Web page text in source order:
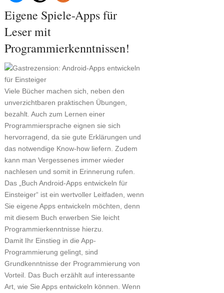
Eigene Spiele-Apps für
Leser mit
Programmierkenntnissen!
Viele Bücher machen sich, neben den
unverzichtbaren praktischen Übungen,
bezahlt. Auch zum Lernen einer
Programmiersprache eignen sie sich
hervorragend, da sie gute Erklärungen und
das notwendige Know-how liefern. Zudem
kann man Vergessenes immer wieder
nachlesen und somit in Erinnerung rufen.
Das „Buch Android-Apps entwickeln für
Einsteiger“ ist ein wertvoller Leitfaden, wenn
Sie eigene Apps entwickeln möchten, denn
mit diesem Buch erwerben Sie leicht
Programmierkenntnisse hierzu.
Damit Ihr Einstieg in die App-
Programmierung gelingt, sind
Grundkenntnisse der Programmierung von
Vorteil. Das Buch erzählt auf interessante
Art, wie Sie Apps entwickeln können. Wenn